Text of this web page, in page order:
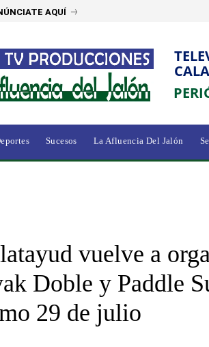
AQUÍ
Sucesos La Afluencia Del Jalón
vuelve a
Doble y Paddle
29 de julio